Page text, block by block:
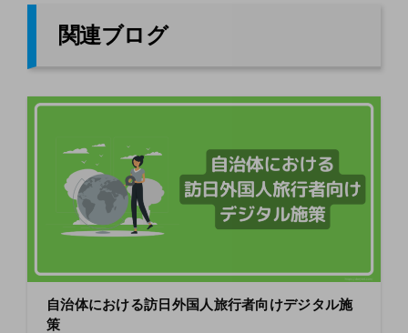
関連ブログ
自治体における訪日外国人旅行者向けデジタル施
策